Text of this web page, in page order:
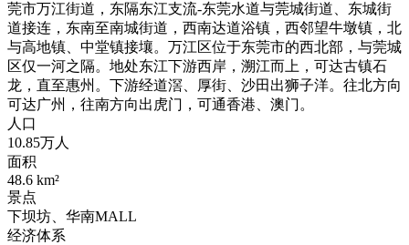
莞市万江街道，东隔东江支流-东莞水道与莞城街道、东城街
道接连，东南至南城街道，西南达道浴镇，西邻望牛墩镇，北
与高地镇、中堂镇接壤。万江区位于东莞市的西北部，与莞城
区仅一河之隔。地处东江下游西岸，溯江而上，可达古镇石
龙，直至惠州。下游经道滘、厚街、沙田出狮子洋。往北方向
可达广州，往南方向出虎门，可通香港、澳门。
人口
10.85万人
面积
48.6 km²
景点
下坝坊、华南MALL
经济体系